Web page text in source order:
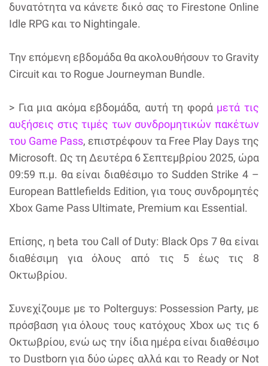
δυνατότητα να κάνετε δικό σας το Firestone Online
Idle RPG και το Nightingale.
Την επόμενη εβδομάδα θα ακολουθήσουν το Gravity
Circuit και το Rogue Journeyman Bundle.
> Για μια ακόμα εβδομάδα, αυτή τη φορά μετά τις
αυξήσεις στις τιμές των συνδρομητικών πακέτων
του Game Pass, επιστρέφουν τα Free Play Days της
Microsoft. Ως τη Δευτέρα 6 Σεπτεμβρίου 2025, ώρα
09:59 π.μ. θα είναι διαθέσιμο το Sudden Strike 4 –
European Battlefields Edition, για τους συνδρομητές
Xbox Game Pass Ultimate, Premium και Essential.
Επίσης, η beta του Call of Duty: Black Ops 7 θα είναι
διαθέσιμη για όλους από τις 5 έως τις 8
Οκτωβρίου.
Συνεχίζουμε με το Polterguys: Possession Party, με
πρόσβαση για όλους τους κατόχους Xbox ως τις 6
Οκτωβρίου, ενώ ως την ίδια ημέρα είναι διαθέσιμο
το Dustborn για δύο ώρες αλλά και το Ready or Not